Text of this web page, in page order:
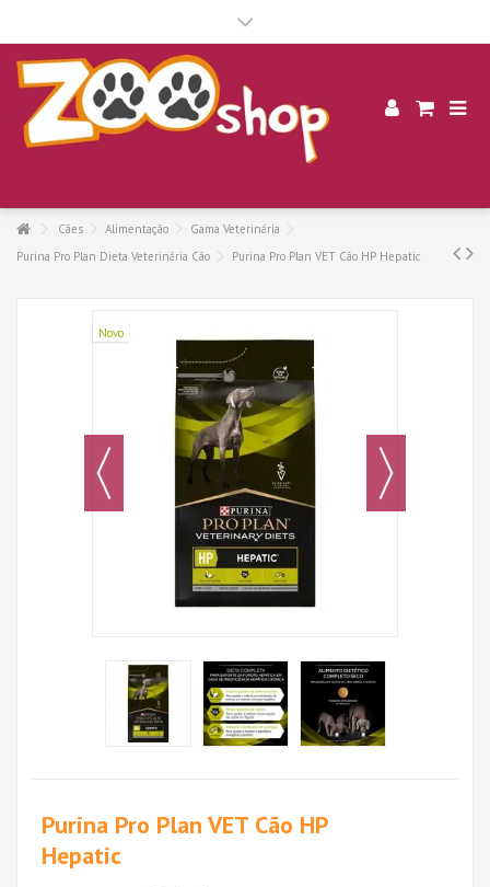
Cães Alimentação
Gama Veterinária
Purina Pro Plan Dieta Veterinária Cão
Purina Pro Plan VET Cão HP Hepatic
Novo
Purina Pro Plan VET Cão HP
Hepatic